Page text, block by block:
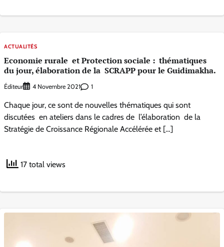
ACTUALITÉS
Economie rurale et Protection sociale : thématiques
du jour, élaboration de la SCRAPP pour le Guidimakha.
Éditeur 4 Novembre 2021 1
Chaque jour, ce sont de nouvelles thématiques qui sont
discutées en ateliers dans le cadres de l’élaboration de la
Stratégie de Croissance Régionale Accélérée et […]
17 total views